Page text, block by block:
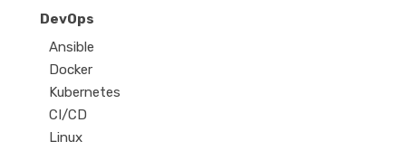
DevOps
Ansible
Docker
Kubernetes
CI/CD
Linux